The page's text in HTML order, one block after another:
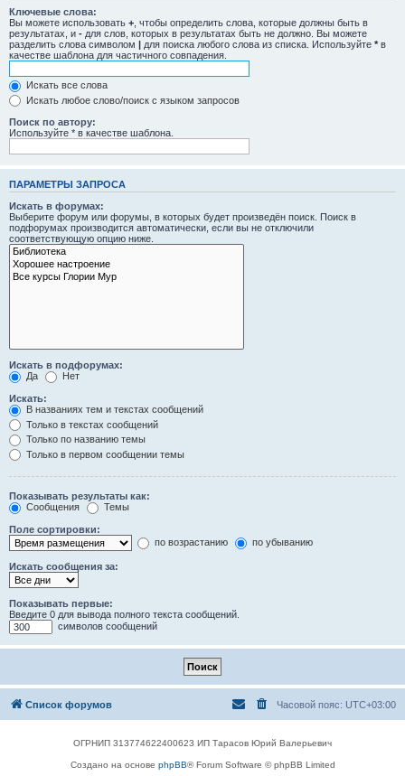
Ключевые слова:
Вы можете использовать + , чтобы определить слова, которые должны быть в
результатах, и - для слов, которых в результатах быть не должно. Вы можете
разделить слова символом | для поиска любого слова из списка. Используйте * в
качестве шаблона для частичного совпадения.
Искать все слова
Искать любое слово/поиск с языком запросов
Поиск по автору:
Используйте * в качестве шаблона.
ПАРАМЕТРЫ ЗАПРОСА
Искать в форумах:
Выберите форум или форумы, в которых будет произведён поиск. Поиск в
подфорумах производится автоматически, если вы не отключили
соответствующую опцию ниже.
Искать в подфорумах:
Да
Нет
Искать:
В названиях тем и текстах сообщений
Только в текстах сообщений
Только по названию темы
Только в первом сообщении темы
Показывать результаты как:
Сообщения
Темы
Поле сортировки:
по возрастанию
по убыванию
Искать сообщения за:
Показывать первые:
Введите 0 для вывода полного текста сообщений.
символов сообщений
Список форумов Часовой пояс: UTC+03:00
ОГРНИП 313774622400623 ИП Тарасов Юрий Валерьевич
Создано на основе phpBB® Forum Software © phpBB Limited